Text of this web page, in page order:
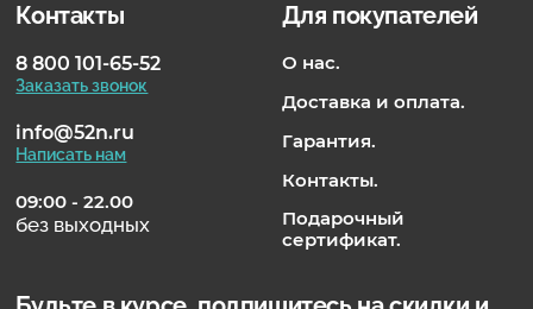
Контакты
8 800 101-65-52
Заказать звонок
info@52n.ru
Написать нам
09:00 - 22.00
без выходных
Для покупателей
О нас.
Доставка и оплата.
Гарантия.
Контакты.
Подарочный
сертификат.